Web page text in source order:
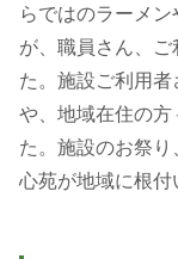
らではのラーメ
が、職員さん、
た。施設ご利用
や、地域在住の方
た。施設のお祭
心苑が地域に根付